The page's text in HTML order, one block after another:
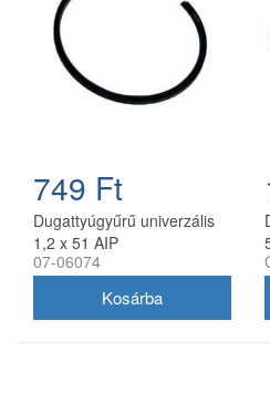
749 Ft
Dugattyúgyűrű univerzális
1,2 x 51 AIP
07-06074